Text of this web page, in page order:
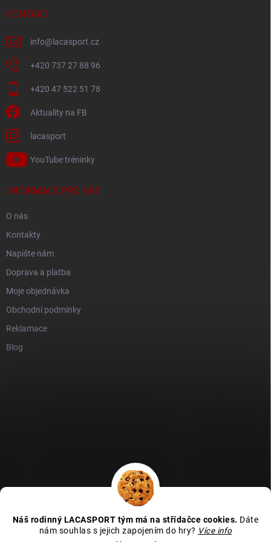
Náš rodinný LACASPORT tým má na střídačce cookies. Dáte
nám souhlas s jejich zapojením do hry? Více info
KONTAKT
info@ lacasport.cz
+420 737 27 88 96
+420 47 522 51 78
Aktuality na FB
lacasport
YouTube tréninky
INFORMACE PRO VÁS
O nás
Kontakty
Napište nám
Doprava a platba
Moje objednávka
Obchodní podmínky
Reklamace
Blog
Zboží recenze
Kamenná prodejna - MAPA